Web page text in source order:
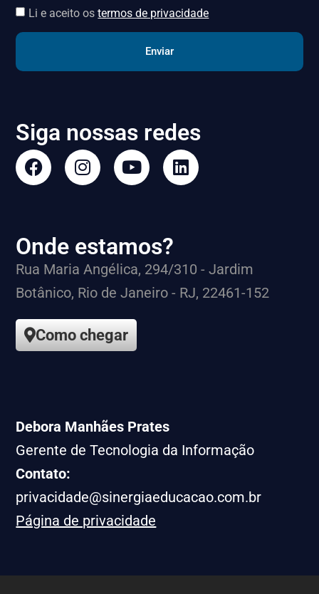
Li e aceito ostermos de privacidade
Enviar
Siga nossas redes
Onde estamos?
Rua Maria Angélica, 294/310 - Jardim
Botânico, Rio de Janeiro - RJ, 22461-152
Como chegar
Debora Manhães Prates
Gerente de Tecnologia da Informação
Contato:
privacidade@sinergiaeducacao.com.br
Página de privacidade